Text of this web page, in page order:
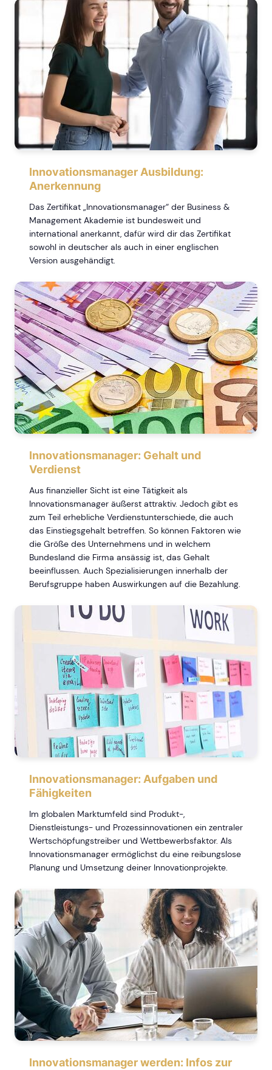
Innovationsmanager Ausbildung:
Anerkennung
Das Zertifikat „Innovationsmanager“ der Business &
Management Akademie ist bundesweit und
international anerkannt, dafür wird dir das Zertifikat
sowohl in deutscher als auch in einer englischen
Version ausgehändigt.
Innovationsmanager: Gehalt und
Verdienst
Aus finanzieller Sicht ist eine Tätigkeit als
Innovationsmanager äußerst attraktiv. Jedoch gibt es
zum Teil erhebliche Verdienstunterschiede, die auch
das Einstiegsgehalt betreffen. So können Faktoren wie
die Größe des Unternehmens und in welchem
Bundesland die Firma ansässig ist, das Gehalt
beeinflussen. Auch Spezialisierungen innerhalb der
Berufsgruppe haben Auswirkungen auf die Bezahlung.
Innovationsmanager: Aufgaben und
Fähigkeiten
Im globalen Marktumfeld sind Produkt-,
Dienstleistungs- und Prozessinnovationen ein zentraler
Wertschöpfungstreiber und Wettbewerbsfaktor. Als
Innovationsmanager ermöglichst du eine reibungslose
Planung und Umsetzung deiner Innovationprojekte.
Innovationsmanager werden: Infos zur